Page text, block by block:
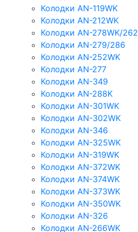
Колодки AN-119WK
Колодки AN-212WK
Колодки AN-278WK/262
Колодки AN-279/286
Колодки AN-252WK
Колодки AN-277
Колодки AN-349
Колодки AN-288K
Колодки AN-301WK
Колодки AN-302WK
Колодки AN-346
Колодки AN-325WK
Колодки AN-319WK
Колодки AN-372WK
Колодки AN-374WK
Колодки AN-373WK
Колодки AN-350WK
Колодки AN-326
Колодки AN-266WK